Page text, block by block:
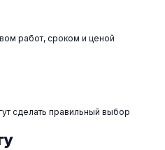
работ, сроком и ценой
сделать правильный выбор